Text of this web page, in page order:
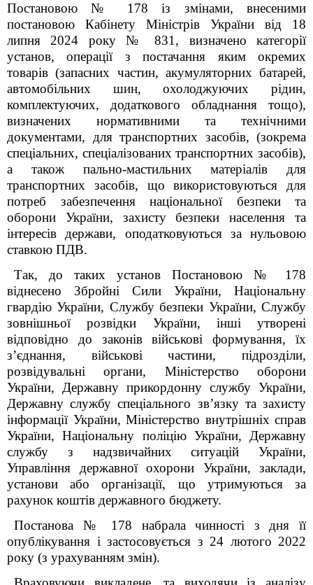
Постановою № 178 із змінами, внесеними
постановою Кабінету Міністрів України від 18
липня 2024 року № 831, визначено категорії
установ, операції з постачання яким окремих
товарів(запасних частин, акумуляторних батарей,
автомобільних шин, охолоджуючих рідин,
комплектуючих, додаткового обладнання тощо),
визначених нормативними та технічними
документами, для транспортних засобів, (зокрема
спеціальних, спеціалізованих транспортних засобів),
а також пально-мастильних матеріалів для
транспортних засобів, що використовуються для
потреб забезпечення національної безпеки та
оборони України, захисту безпеки населення та
інтересів держави, оподатковуються за нульовою
ставкою ПДВ.
Так, до таких установ Постановою № 178
віднесено Збройні Сили України, Національну
гвардію України, Службу безпеки України, Службу
зовнішньої розвідки України, інші утворені
відповідно до законів військові формування, їх
з’єднання, військові частини, підрозділи,
розвідувальні органи, Міністерство оборони
України, Державну прикордонну службу України,
Державну службу спеціального зв’язку та захисту
інформації України, Міністерство внутрішніх справ
України, Національну поліцію України, Державну
службу з надзвичайних ситуацій України,
Управління державної охорони України, заклади,
установи або організації, що утримуються за
рахунок коштів державного бюджету.
Постанова № 178 набрала чинності з дня її
опублікування і застосовується з 24 лютого 2022
року (з урахуванням змін).